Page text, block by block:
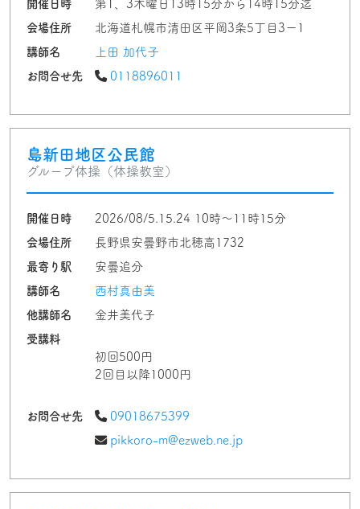
開催日時
第1、3木曜日13時15分から14時15分迄
会場住所
北海道札幌市清田区平岡3条5丁目3ー1
講師名
上田 加代子
お問合せ先
0118896011
島新田地区公民館
グループ体操（体操教室）
開催日時
2026/08/5.15.24 10時〜11時15分
会場住所
長野県安曇野市北穂高1732
最寄り駅
安曇追分
講師名
西村真由美
他講師名
金井美代子
受講料
初回500円
2回目以降1000円
お問合せ先
09018675399
pikkoro-m@ezweb.ne.jp